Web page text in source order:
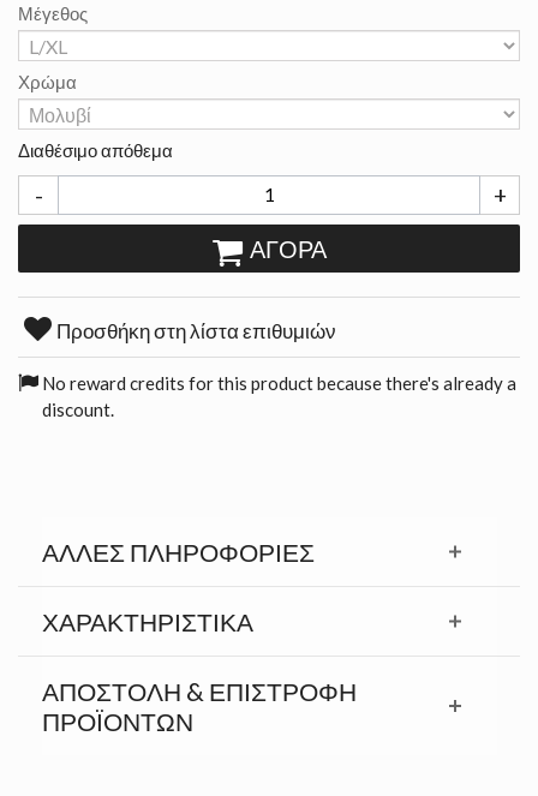
Μέγεθος
Χρώμα
Διαθέσιμο απόθεμα
- +
ΑΓΟΡΆ
Προσθήκη στη λίστα επιθυμιών
No reward credits for this product because there's already a
discount.
ΆΛΛΕΣ ΠΛΗΡΟΦΟΡΊΕΣ
ΧΑΡΑΚΤΗΡΙΣΤΙΚΆ
ΑΠΟΣΤΟΛΉ & ΕΠΙΣΤΡΟΦΉ
ΠΡΟΪΟΝΤΩΝ